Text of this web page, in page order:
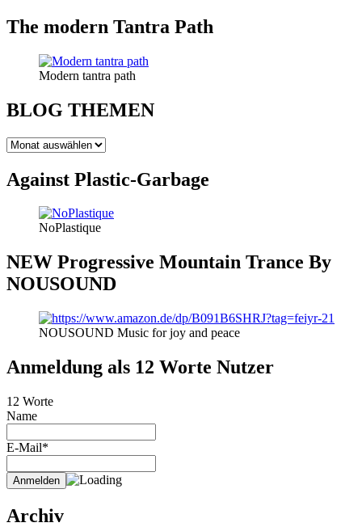
The modern Tantra Path
Modern tantra path
BLOG THEMEN
BLOG
Against Plastic-Garbage
NoPlastique
NEW Progressive Mountain Trance By
NOUSOUND
NOUSOUND Music for joy and peace
Anmeldung als 12 Worte Nutzer
12 Worte
Name
E-Mail*
Archiv